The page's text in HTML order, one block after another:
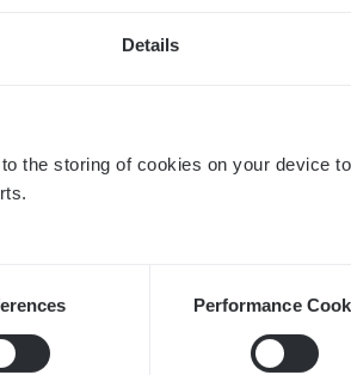
Details
the storing of cookies on your device
Performance